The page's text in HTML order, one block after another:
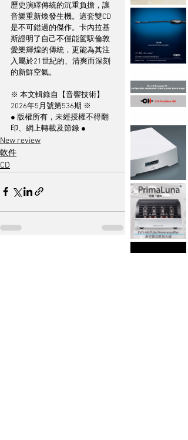
歷史演繹傳統的沉重負擔，讓
音樂重新煥發生機。這套雙CD
是不可錯過的傑作。卡內拉基
斯證明了自己不僅能駕馭倫敦
愛樂輝煌的傳統，更能為其注
入屬於21世紀的、清爽而深刻
的新鮮空氣。
※ 本文輯錄自【音響技術】
2026年5月號第536期 ※
● 版權所有，未經授權不得翻
印、網上轉載及節錄 ●
New review
軟件
CD